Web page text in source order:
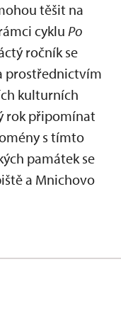
těšit na
cyklu Po
ročník se
prostřednictvím
kulturních
rok připomínat
s tímto
památek se
a Mnichovo